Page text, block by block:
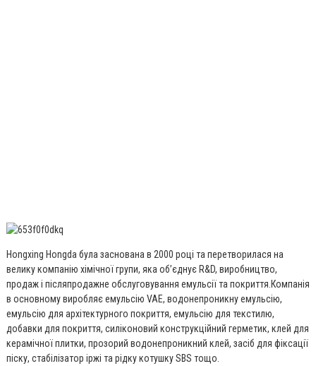
Hongxing Hongda була заснована в 2000 році та перетворилася на
велику компанію хімічної групи, яка об’єднує R&D, виробництво,
продаж і післяпродажне обслуговування емульсії та покриття. Компанія
в основному виробляє емульсію VAE, водонепроникну емульсію,
емульсію для архітектурного покриття, емульсію для текстилю,
добавки для покриття, силіконовий конструкційний герметик, клей для
керамічної плитки, прозорий водонепроникний клей, засіб для фіксації
піску, стабілізатор іржі та рідку котушку SBS тощо.